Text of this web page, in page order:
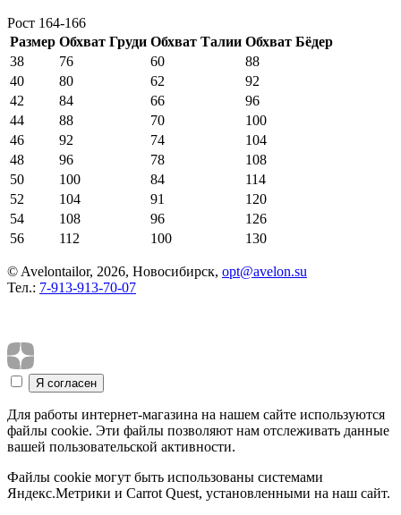
Рост 164-166
Размер Обхват Груди Обхват Талии Обхват Бёдер
38
76 60
88
40
80 62
92
42
84 66
96
44
88 70
100
46
92 74
104
48
96 78
108
50
100 84
114
52
104 91
120
54
108 96
126
56
112 100 130
© Avelontailor, 2026, Новосибирск, opt@avelon.su
Тел.: 7-913-913-70-07
Для работы интернет-магазина на нашем сайте используются
файлы cookie. Эти файлы позволяют нам отслеживать данные
вашей пользовательской активности.
Файлы cookie могут быть использованы системами
Яндекс.Метрики и Carrot Quest, установленными на наш сайт.